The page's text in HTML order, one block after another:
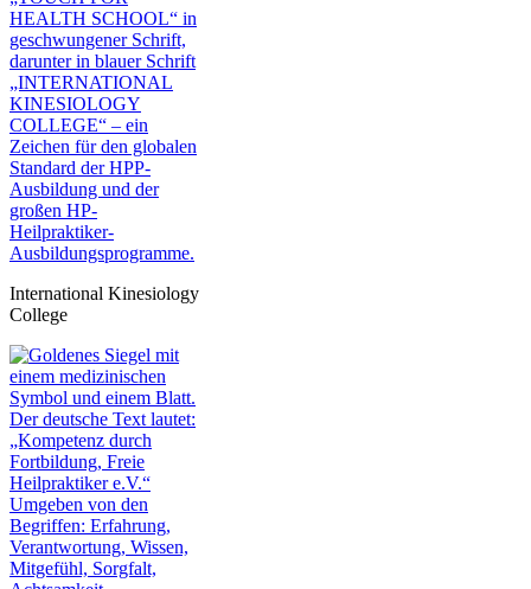
International Kinesiology
College